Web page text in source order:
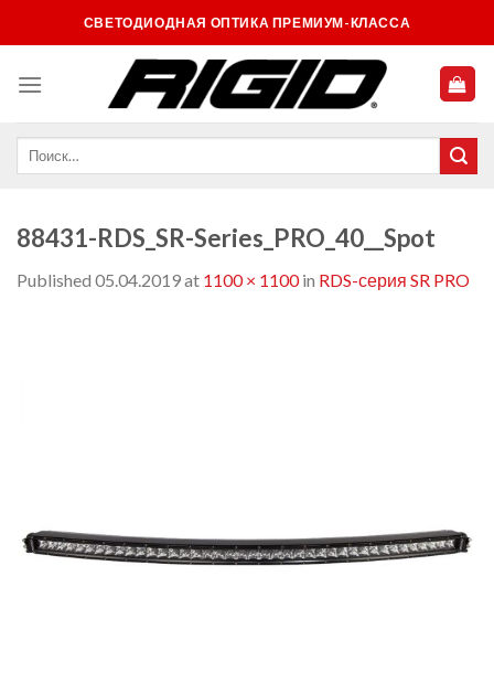
to
СВЕТОДИОДНАЯ ОПТИКА ПРЕМИУМ-КЛАССА
88431-RDS_SR-Series_PRO_40__Spot
Published 05.04.2019at 1100 × 1100in RDS-серия SR PRO